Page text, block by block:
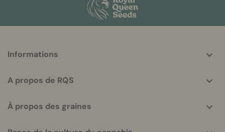
helpful
Informations
A propos de RQS
À propos des graines